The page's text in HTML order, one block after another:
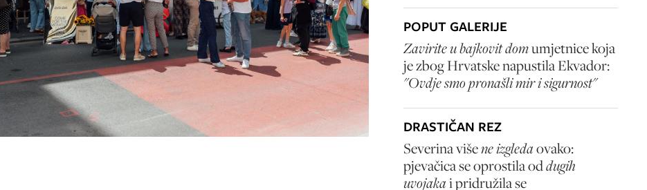
POPUT GALERIJE
Zavirite u bajkovit domumjetnice koja
je zbog Hrvatske napustila Ekvador:
"Ovdje smo pronašli mir i sigurnost"
DRASTIČAN REZ
Severina višene izgledaovako:
pjevačica se oprostila oddugih
uvojakai pridružila se